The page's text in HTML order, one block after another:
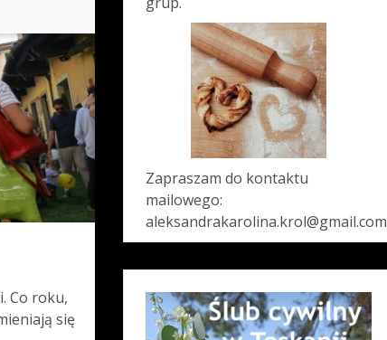
Co roku,
się
Zapraszam do kontaktu
mailowego:
aleksandrakarolina.krol@gmail.com